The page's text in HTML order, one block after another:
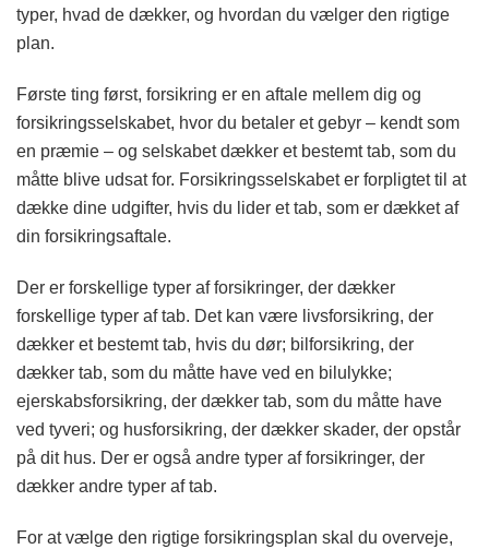
typer, hvad de dækker, og hvordan du vælger den rigtige
plan.
Første ting først, forsikring er en aftale mellem dig og
forsikringsselskabet, hvor du betaler et gebyr – kendt som
en præmie – og selskabet dækker et bestemt tab, som du
måtte blive udsat for. Forsikringsselskabet er forpligtet til at
dække dine udgifter, hvis du lider et tab, som er dækket af
din forsikringsaftale.
Der er forskellige typer af forsikringer, der dækker
forskellige typer af tab. Det kan være livsforsikring, der
dækker et bestemt tab, hvis du dør; bilforsikring, der
dækker tab, som du måtte have ved en bilulykke;
ejerskabsforsikring, der dækker tab, som du måtte have
ved tyveri; og husforsikring, der dækker skader, der opstår
på dit hus. Der er også andre typer af forsikringer, der
dækker andre typer af tab.
For at vælge den rigtige forsikringsplan skal du overveje,